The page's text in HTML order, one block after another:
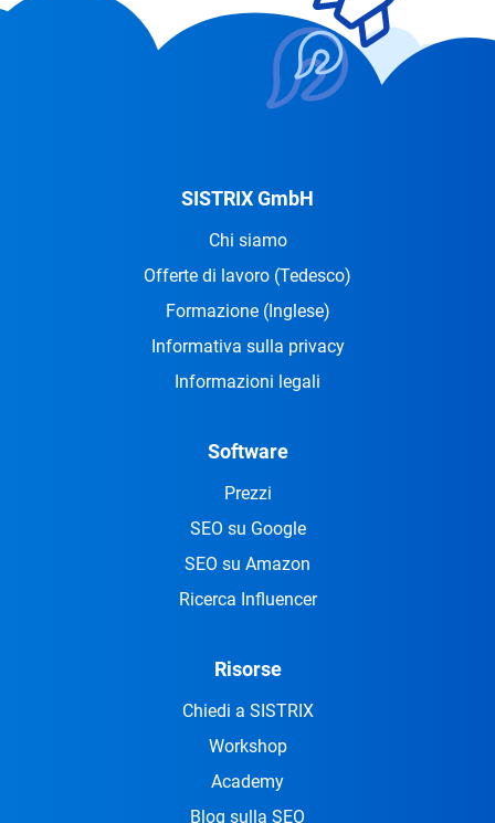
SISTRIX GmbH
Chi siamo
Offerte di lavoro (Tedesco)
Formazione (Inglese)
Informativa sulla privacy
Informazioni legali
Software
Prezzi
SEO su Google
SEO su Amazon
Ricerca Influencer
Risorse
Chiedi a SISTRIX
Workshop
Academy
Blog sulla SEO